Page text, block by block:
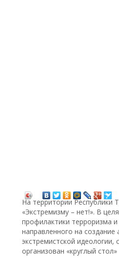
На территории Республики
«Экстремизму – нет!». В
профилактики терроризма
направленного на
экстремистской
организован «круглый